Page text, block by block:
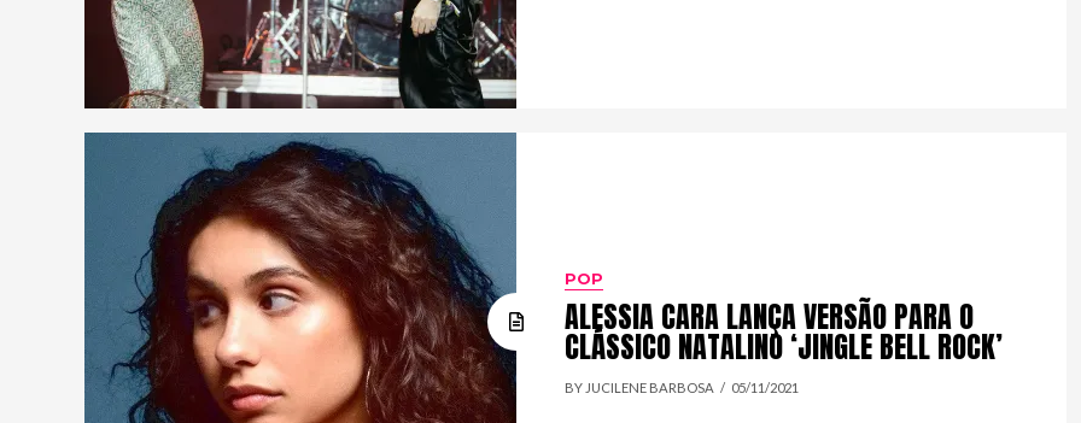
POP
ALESSIA CARA LANÇA VERSÃO PARA O
CLÁSSICO NATALINO ‘JINGLE BELL ROCK’
BY JUCILENE BARBOSA 05/11/2021